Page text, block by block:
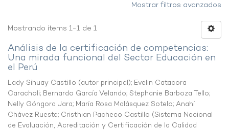
Mostrar filtros avanzados
Mostrando ítems 1-1 de 1
Análisis de la certificación de competencias:
Una mirada funcional del Sector Educación en
el Perú
Lady Sihuay Castillo (autor principal); Evelin Catacora
Caracholi; Bernardo García Velando; Stephanie Barboza Tello;
Nelly Góngora Jara; María Rosa Malásquez Sotelo; Anahí
Chávez Ruesta; Cristhian Pacheco Castillo (Sistema Nacional
de Evaluación, Acreditación y Certificación de la Calidad